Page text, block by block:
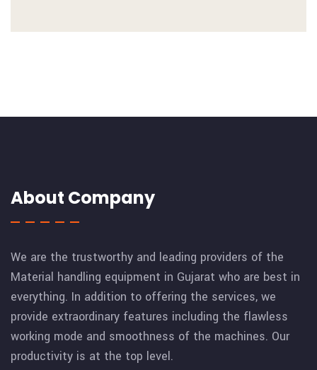
About Company
We are the trustworthy and leading providers of the
Material handling equipment in Gujarat who are best in
everything. In addition to offering the services, we
provide extraordinary features including the flawless
working mode and smoothness of the machines. Our
productivity is at the top level.